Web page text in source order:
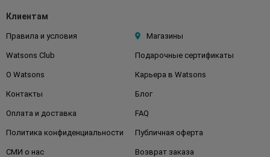
Клиентам
Правила и условия Магазины
Watsons Club Подарочные сертификаты
О Watsons Карьера в Watsons
Контакты Блог
Оплата и доставка FAQ
Политика конфиденциальности Публичная оферта
СМИ о нас Возврат заказа